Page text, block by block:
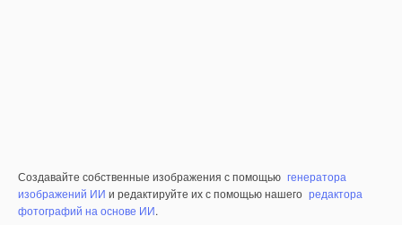
Создавайте собственные изображения с помощью генератора
изображений ИИ и редактируйте их с помощью нашего редактора
фотографий на основе ИИ.